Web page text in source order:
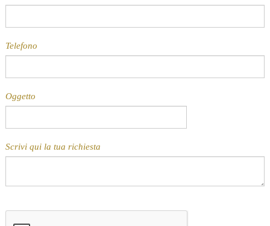
Telefono
Oggetto
Scrivi qui la tua richiesta